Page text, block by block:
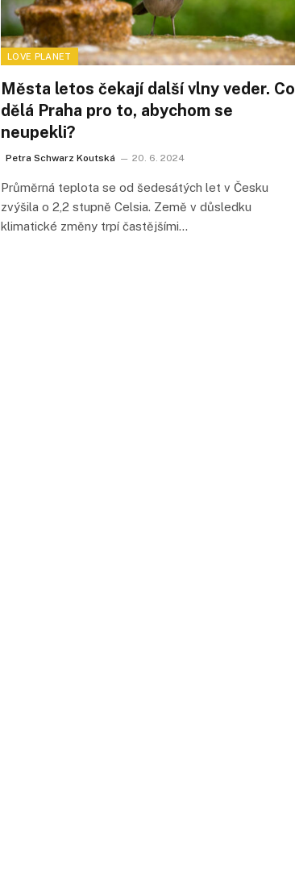
LOVE PLANET
Města letos čekají další vlny veder. Co
dělá Praha pro to, abychom se
neupekli?
Petra Schwarz Koutská 20. 6. 2024
Průměrná teplota se od šedesátých let v Česku
zvýšila o 2,2 stupně Celsia. Země v důsledku
klimatické změny trpí častějšími…